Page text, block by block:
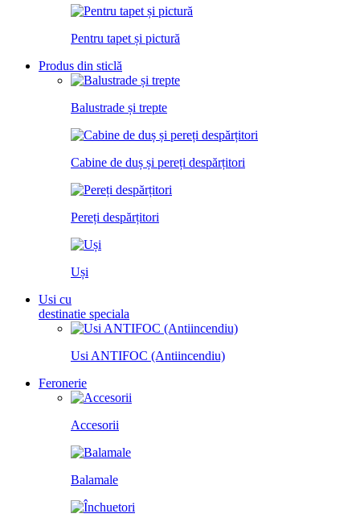
Pentru tapet și pictură
Produs din sticlă
Balustrade și trepte
Cabine de duș și pereți despărțitori
Pereți despărțitori
Uși
Usi cu
destinatie speciala
Usi ANTIFOC (Antiincendiu)
Feronerie
Accesorii
Balamale